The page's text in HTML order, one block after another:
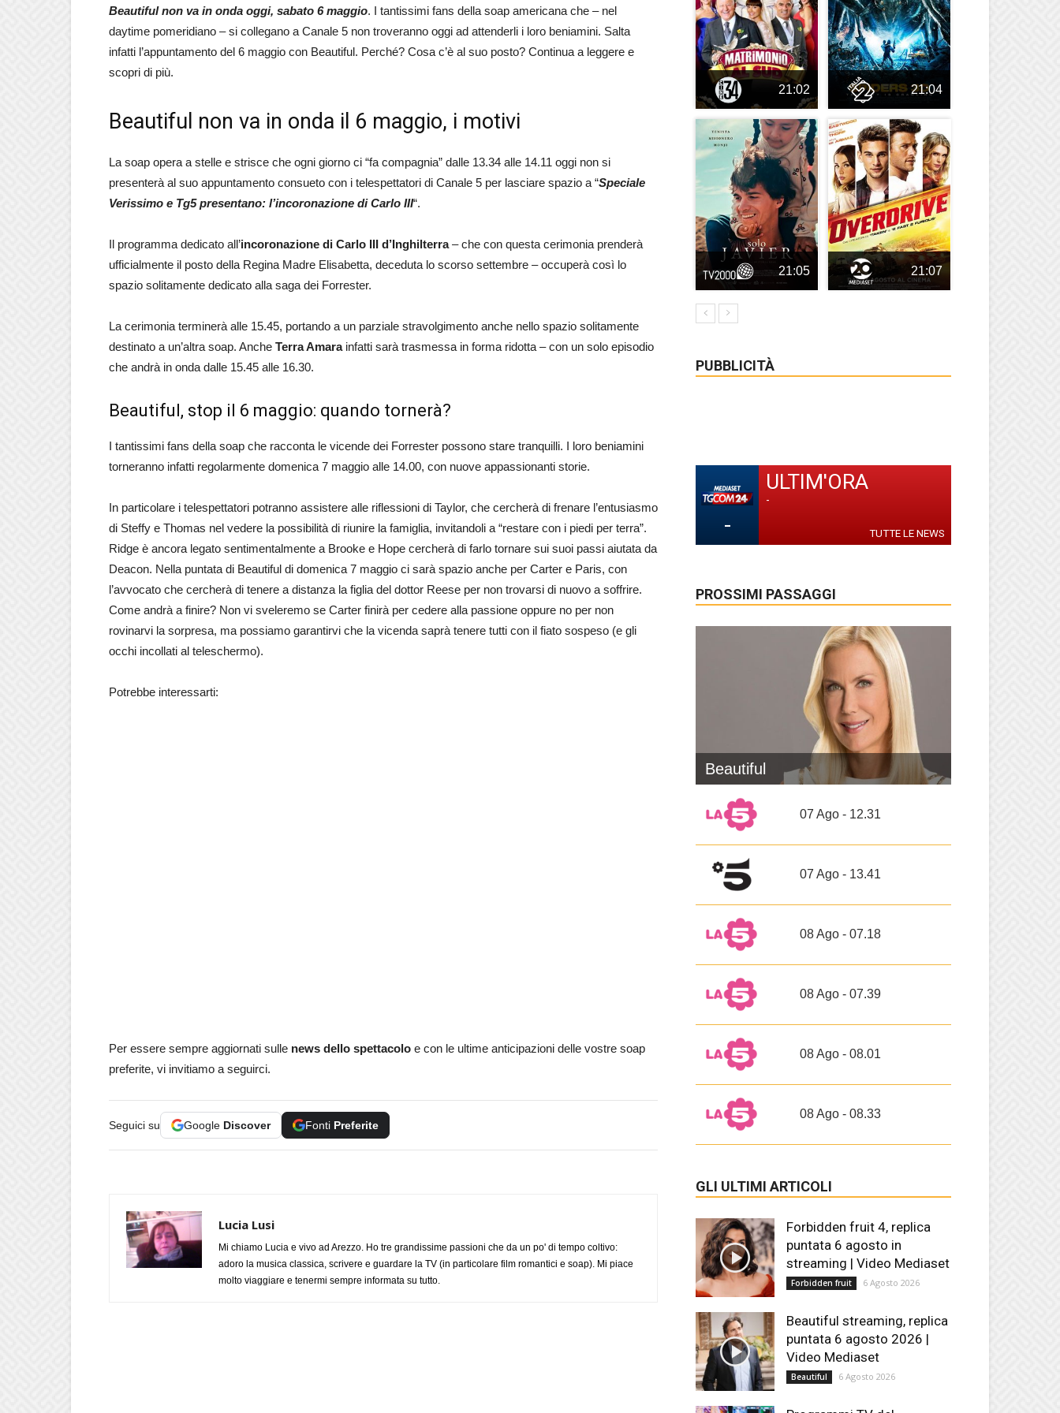
Beautiful non va in onda oggi, sabato 6 maggio. I tantissimi fans della soap americana che – nel
daytime pomeridiano – si collegano a Canale 5 non troveranno oggi ad attenderli i loro beniamini. Salta
infatti l’appuntamento del 6 maggio con Beautiful. Perché? Cosa c’è al suo posto? Continua a leggere e
scopri di più.
Beautiful non va in onda il 6 maggio, i motivi
La soap opera a stelle e strisce che ogni giorno ci “fa compagnia” dalle 13.34 alle 14.11 oggi non si
presenterà al suo appuntamento consueto con i telespettatori di Canale 5 per lasciare spazio a “Speciale
Verissimo e Tg5 presentano: l’incoronazione di Carlo III“.
Il programma dedicato all’incoronazione di Carlo III d’Inghilterra– che con questa cerimonia prenderà
ufficialmente il posto della Regina Madre Elisabetta, deceduta lo scorso settembre – occuperà così lo
spazio solitamente dedicato alla saga dei Forrester.
La cerimonia terminerà alle 15.45, portando a un parziale stravolgimento anche nello spazio solitamente
destinato a un’altra soap. Anche Terra Amarainfatti sarà trasmessa in forma ridotta – con un solo episodio
che andrà in onda dalle 15.45 alle 16.30.
Beautiful, stop il 6 maggio: quando tornerà?
I tantissimi fans della soap che racconta le vicende dei Forrester possono stare tranquilli. I loro beniamini
torneranno infatti regolarmente domenica 7 maggio alle 14.00, con nuove appassionanti storie.
In particolare i telespettatori potranno assistere alle riflessioni di Taylor, che cercherà di frenare l’entusiasmo
di Steffy e Thomas nel vedere la possibilità di riunire la famiglia, invitandoli a “restare con i piedi per terra”.
Ridge è ancora legato sentimentalmente a Brooke e Hope cercherà di farlo tornare sui suoi passi aiutata da
Deacon. Nella puntata di Beautiful di domenica 7 maggio ci sarà spazio anche per Carter e Paris, con
l’avvocato che cercherà di tenere a distanza la figlia del dottor Reese per non trovarsi di nuovo a soffrire.
Come andrà a finire? Non vi sveleremo se Carter finirà per cedere alla passione oppure no per non
rovinarvi la sorpresa, ma possiamo garantirvi che la vicenda saprà tenere tutti con il fiato sospeso (e gli
occhi incollati al teleschermo).
Potrebbe interessarti:
Per essere sempre aggiornati sulle news dello spettacolo e con le ultime anticipazioni delle vostre soap
preferite, vi invitiamo a seguirci.
Seguici su Google Discover Fonti Preferite
Lucia Lusi
Mi chiamo Lucia e vivo ad Arezzo. Ho tre grandissime passioni che da un po' di tempo coltivo:
adoro la musica classica, scrivere e guardare la TV (in particolare film romantici e soap). Mi piace
molto viaggiare e tenermi sempre informata su tutto.
21:02 21:04
21:05 21:07
PUBBLICITÀ
-
ULTIM'ORA
-
TUTTE LE NEWS
PROSSIMI PASSAGGI
Beautiful
07 Ago - 12.31
07 Ago - 13.41
08 Ago - 07.18
08 Ago - 07.39
08 Ago - 08.01
08 Ago - 08.33
GLI ULTIMI ARTICOLI
Forbidden fruit 4, replica
puntata 6 agosto in
streaming | Video Mediaset
Forbidden fruit 6 Agosto 2026
Beautiful streaming, replica
puntata 6 agosto 2026 |
Video Mediaset
Beautiful 6 Agosto 2026